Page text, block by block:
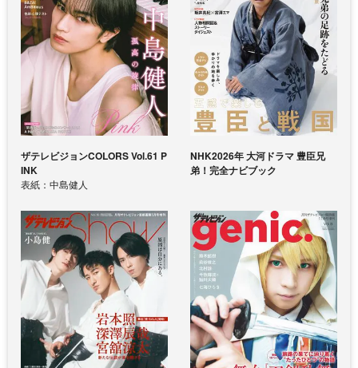
ザテレビジョンCOLORS Vol.61 P
INK
表紙：中島健人
NHK2026年 大河ドラマ 豊臣兄
弟！完全ナビブック